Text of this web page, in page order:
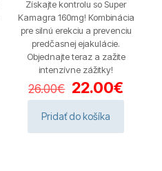
Získajte kontrolu so Super
Kamagra 160mg! Kombinácia
pre silnú erekciu a prevenciu
predčasnej ejakulácie.
Objednajte teraz a zažite
intenzívne zážitky!
26.00€ Pôvodná
cena
bola:
26.00€.
22.00€
cena
Pridať do košíka